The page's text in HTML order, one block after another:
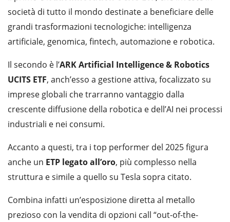
società di tutto il mondo destinate a beneficiare delle
grandi trasformazioni tecnologiche: intelligenza
artificiale, genomica, fintech, automazione e robotica.
Il secondo è l’ARK Artificial Intelligence & Robotics
UCITS ETF, anch’esso a gestione attiva, focalizzato su
imprese globali che trarranno vantaggio dalla
crescente diffusione della robotica e dell’AI nei processi
industriali e nei consumi.
Accanto a questi, tra i top performer del 2025 figura
anche un ETP legato all’oro, più complesso nella
struttura e simile a quello su Tesla sopra citato.
Combina infatti un’esposizione diretta al metallo
prezioso con la vendita di opzioni call “out-of-the-